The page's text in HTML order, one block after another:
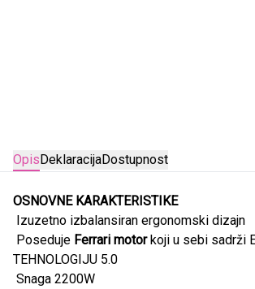
OpisDeklaracijaDostupnost
OSNOVNE KARAKTERISTIKE
Izuzetno izbalansiran ergonomski dizajn
Poseduje Ferrari motorkoji u sebi sadrži
TEHNOLOGIJU 5.0
Snaga 2200W